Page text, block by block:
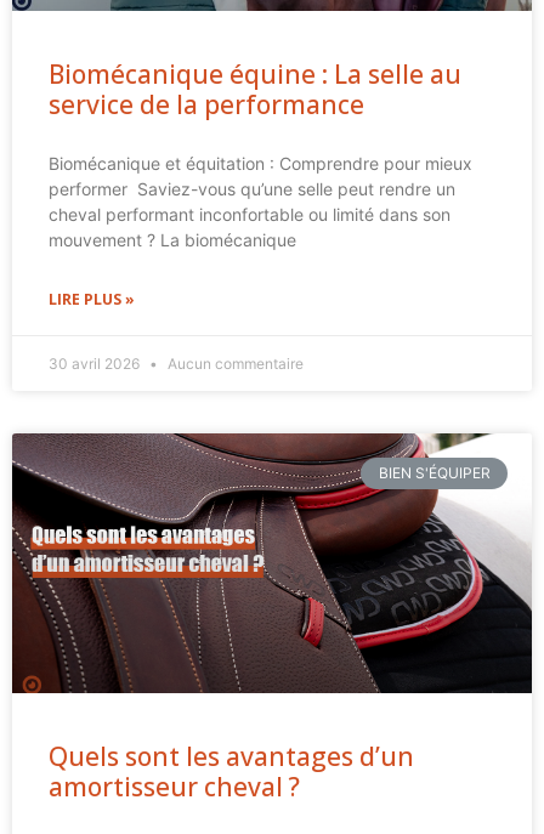
Biomécanique équine : La selle au
service de la performance
Biomécanique et équitation : Comprendre pour mieux
performer Saviez-vous qu’une selle peut rendre un
cheval performant inconfortable ou limité dans son
mouvement ? La biomécanique
LIRE PLUS »
30 avril 2026 Aucun commentaire
BIEN S'ÉQUIPER
Quels sont les avantages d’un
amortisseur cheval ?